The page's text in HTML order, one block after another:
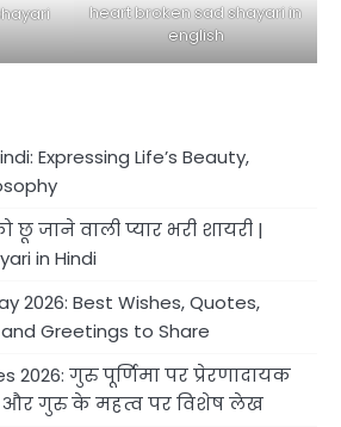
heart broken sad shayari in
english
Expressing Life’s Beauty,
छू जाने वाली प्यार भरी शायरी |
in Hindi
2026: Best Wishes, Quotes,
Greetings to Share
2026: गुरु पूर्णिमा पर प्रेरणादायक
गुरु के महत्व पर विशेष लेख